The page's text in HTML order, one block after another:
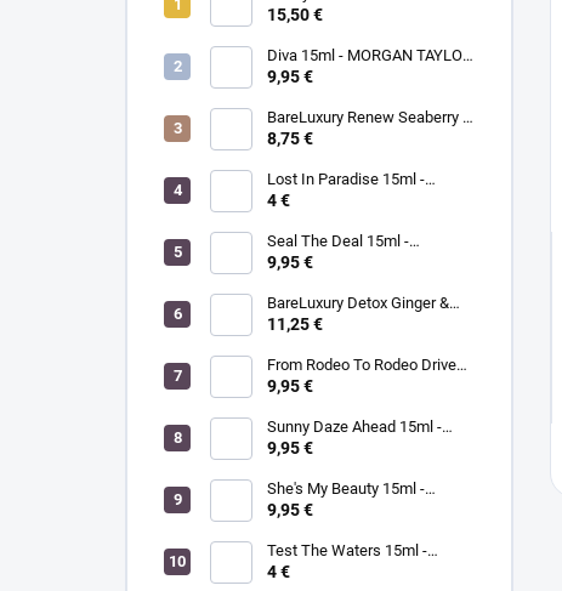
CRÉME - makeup na nechty
15,50 €
Diva 15ml - MORGAN TAYLOR
- lak na nechty
9,95 €
BareLuxury Renew Seaberry &
Kukui - MORGAN TAYLOR -
sada rakytník/kukui
8,75 €
Lost In Paradise 15ml -
MORGAN TAYLOR - lak na
4 €
Seal The Deal 15ml -
MORGAN TAYLOR - lak na
9,95 €
BareLuxury Detox Ginger &
Green Tea Lotion 240ml -
hydratačný krém na ruky a
telo zázvor/zelený čaj
11,25 €
From Rodeo To Rodeo Drive
15ml - MORGAN TAYLOR - lak
9,95 €
Sunny Daze Ahead 15ml -
MORGAN TAYLOR - lak na
9,95 €
She's My Beauty 15ml -
MORGAN TAYLOR - lak na
9,95 €
Test The Waters 15ml -
MORGAN TAYLOR - lak na
4 €